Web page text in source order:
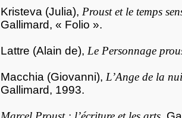
Kristeva (Julia), Proust et le temps
Gallimard, « Folio ».
Lattre (Alain de), Le Personnage
Macchia (Giovanni), L’Ange de la
Gallimard, 1993.